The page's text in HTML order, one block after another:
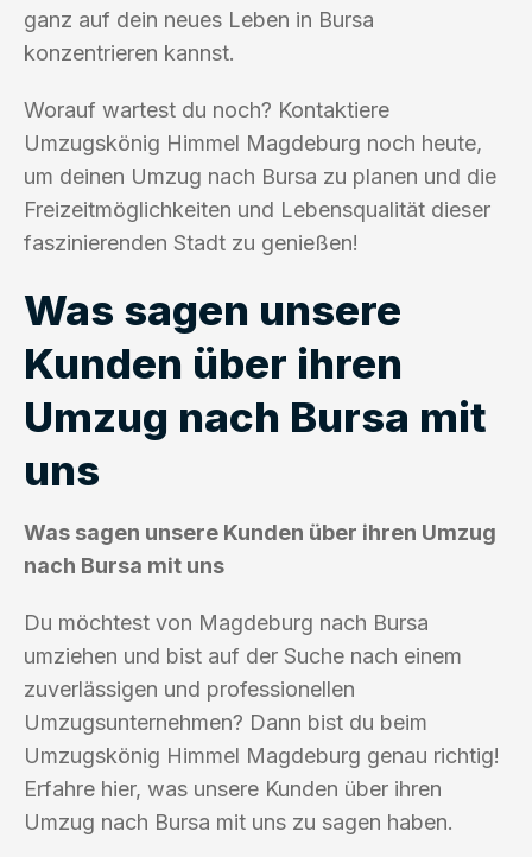
ganz auf dein neues Leben in Bursa
konzentrieren kannst.
Worauf wartest du noch? Kontaktiere
Umzugskönig Himmel Magdeburg noch heute,
um deinen Umzug nach Bursa zu planen und die
Freizeitmöglichkeiten und Lebensqualität dieser
faszinierenden Stadt zu genießen!
Was sagen unsere
Kunden über ihren
Umzug nach Bursa mit
uns
Was sagen unsere Kunden über ihren Umzug
nach Bursa mit uns
Du möchtest von Magdeburg nach Bursa
umziehen und bist auf der Suche nach einem
zuverlässigen und professionellen
Umzugsunternehmen? Dann bist du beim
Umzugskönig Himmel Magdeburg genau richtig!
Erfahre hier, was unsere Kunden über ihren
Umzug nach Bursa mit uns zu sagen haben.